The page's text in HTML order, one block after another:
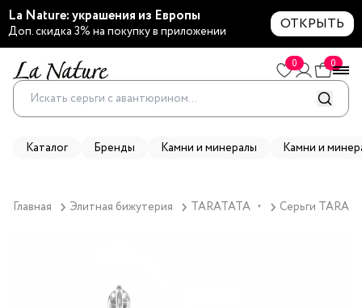
La Nature: украшения из Европы
Доп. скидка 3% на покупку в приложении ОТКРЫТЬ
0 0
Каталог Бренды Камни и минералы Камни и
Главная Элитная бижутерия TARATATA ▼ Серьги